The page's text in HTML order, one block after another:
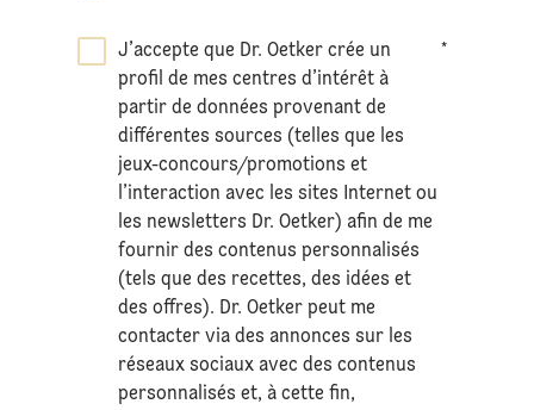
J’accepte que Dr. Oetker crée un
profil de mes centres d’intérêt à
partir de données provenant de
différentes sources (telles que les
jeux-concours/promotions et
l’interaction avec les sites Internet ou
les newsletters Dr. Oetker) afin de me
fournir des contenus personnalisés
(tels que des recettes, des idées et
des offres). Dr. Oetker peut me
contacter via des annonces sur les
réseaux sociaux avec des contenus
personnalisés et, à cette fin,
*